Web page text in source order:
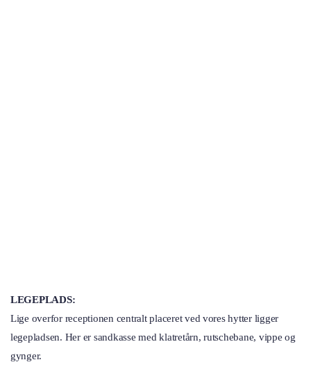
LEGEPLADS:
Lige overfor receptionen centralt placeret ved vores hytter ligger
legepladsen. Her er sandkasse med klatretårn, rutschebane, vippe og
gynger.